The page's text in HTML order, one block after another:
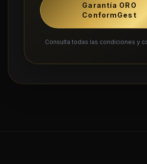
Garantía ORO
ConformGest
Consulta todas las condiciones y